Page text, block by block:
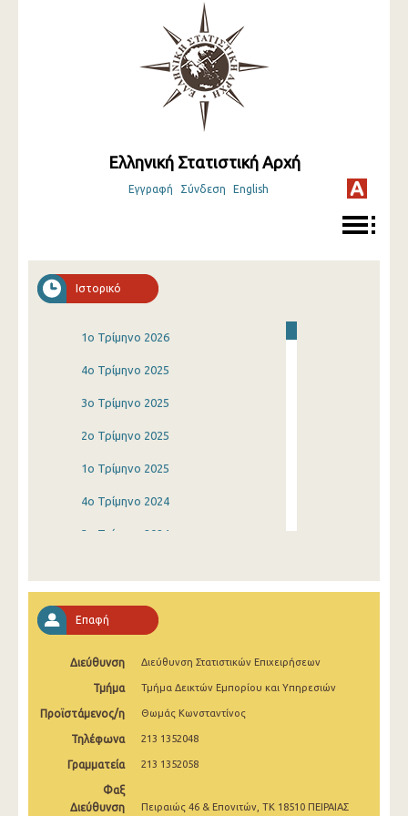
Ελληνική Στατιστική Αρχή
Εγγραφή Σύνδεση English
Ιστορικό
1o Τρίμηνο 2026
4o Τρίμηνο 2025
3o Τρίμηνο 2025
2o Τρίμηνο 2025
1o Τρίμηνο 2025
4o Τρίμηνο 2024
3o Τρίμηνο 2024
4o Τρίμηνο 2023
3o Τρίμηνο 2023
2o Τρίμηνο 2023
1o Τρίμηνο 2023
4o Τρίμηνο 2022
3o Τρίμηνο 2022
Επαφή
Διεύθυνση Διεύθυνση Στατιστικών Επιχειρήσεων
Τμήμα Τμήμα Δεικτών Εμπορίου και Υπηρεσιών
Προϊστάμενος/η Θωμάς Κωνσταντίνος
Τηλέφωνα 213 1352048
Γραμματεία 213 1352058
Φαξ
Διεύθυνση
Πειραιώς 46 & Επονιτών, ΤΚ 18510 ΠΕΙΡΑΙΑΣ